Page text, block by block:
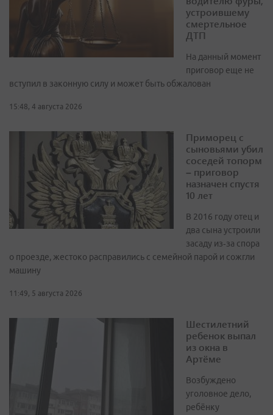
устроившему
смертельное
ДТП
На данный момент
приговор еще не
вступил в законную силу и может быть обжалован
15:48, 4 августа 2026
Приморец с
сыновьями убил
соседей топорм
– приговор
назначен спустя
10 лет
В 2016 году отец и
два сына устроили
засаду из‑за спора
о проезде, жестоко расправились с семейной парой и сожгли
машину
11:49, 5 августа 2026
Шестилетний
ребенок выпал
из окна в
Артёме
Возбуждено
уголовное дело,
ребёнку